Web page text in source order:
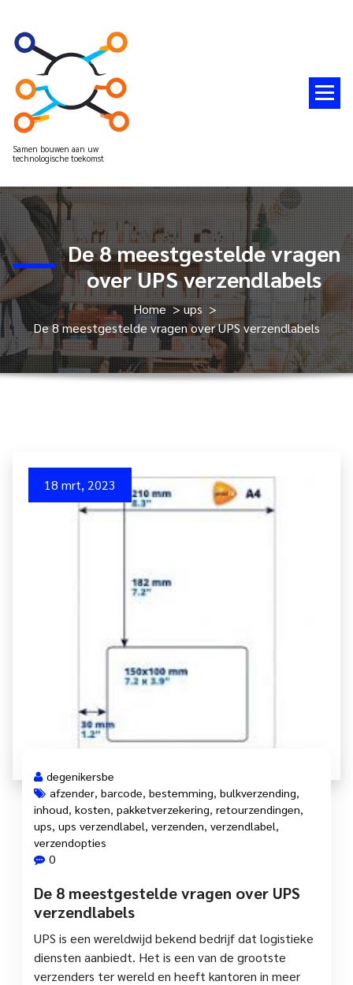
Samen bouwen aan uw
technologische toekomst
De 8 meestgestelde vragen
over UPS verzendlabels
Home>ups>
De 8 meestgestelde vragen over UPS verzendlabels
18 mrt, 2023
degenikersbe
afzender barcode bestemming bulkverzending
inhoud kosten pakketverzekering retourzendingen
ups ups verzendlabel verzenden verzendlabel
verzendopties
0
De 8 meestgestelde vragen over UPS
verzendlabels
UPS is een wereldwijd bekend bedrijf dat logistieke
diensten aanbiedt. Het is een van de grootste
verzenders ter wereld en heeft kantoren in meer